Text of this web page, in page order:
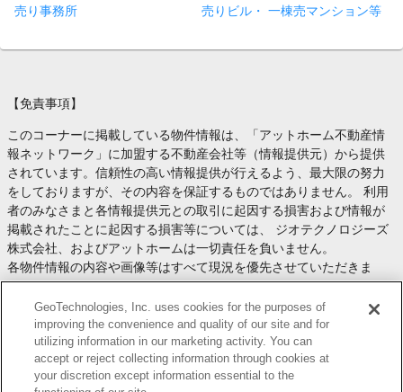
売り事務所 売りビル・ 一棟売マンション等
【免責事項】
このコーナーに掲載している物件情報は、「アットホーム不動産情
報ネットワーク」に加盟する不動産会社等（情報提供元）から提供
されています。信頼性の高い情報提供が行えるよう、最大限の努力
をしておりますが、その内容を保証するものではありません。 利用
者のみなさまと各情報提供元との取引に起因する損害および情報が
掲載されたことに起因する損害等については、 ジオテクノロジーズ
株式会社、およびアットホームは一切責任を負いません。
各物件情報の内容や画像等はすべて現況を優先させていただきま
す。
お取引等（お取引の準備、資金調達等を含みます）の際には、内容
や契約条件等について、 各情報提供元より十分な説明を受け、ご自
身でご確認の上、判断してください。
このコーナーへの物件情報のご掲載、その他不動産業務ソリューシ
ョン等についての不動産会社様のお問合せはこちら
GeoTechnologies, Inc. uses cookies for the purposes of
improving the convenience and quality of our site and for
utilizing information in our marketing activity. You can
accept or reject collecting information through cookies at
your discretion except information essential to the